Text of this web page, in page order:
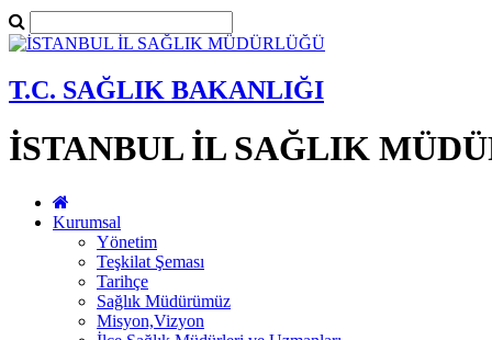
T.C. SAĞLIK BAKANLIĞI
İSTANBUL İL SAĞLIK
Kurumsal
Yönetim
Teşkilat Şeması
Tarihçe
Sağlık Müdürümüz
Misyon,Vizyon